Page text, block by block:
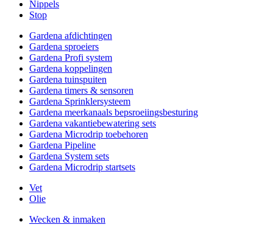
Nippels
Stop
Gardena afdichtingen
Gardena sproeiers
Gardena Profi system
Gardena koppelingen
Gardena tuinspuiten
Gardena timers & sensoren
Gardena Sprinklersysteem
Gardena meerkanaals bepsroeiingsbesturing
Gardena vakantiebewatering sets
Gardena Microdrip toebehoren
Gardena Pipeline
Gardena System sets
Gardena Microdrip startsets
Vet
Olie
Wecken & inmaken